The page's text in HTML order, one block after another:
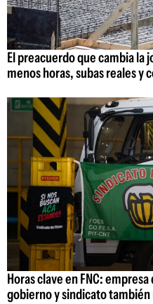
El preacuerdo que cambia la
menos horas, subas reales y
Horas clave en FNC:
gobierno y sindicato